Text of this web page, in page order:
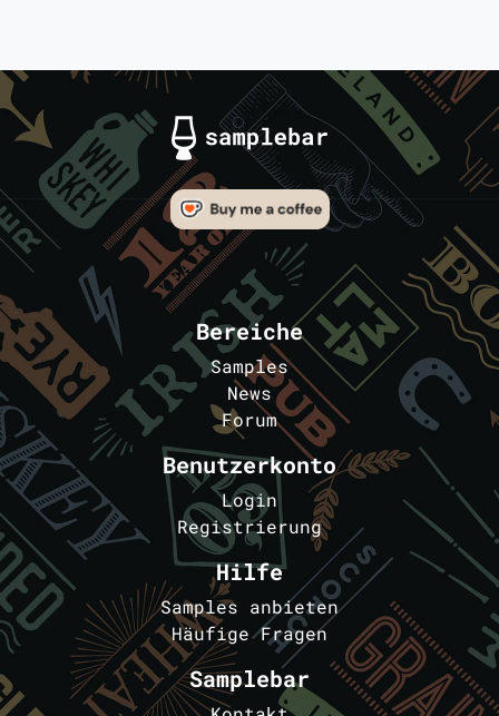
Bereiche
Samples
News
Forum
Benutzerkonto
Login
Registrierung
Hilfe
Samples anbieten
Häufige Fragen
Samplebar